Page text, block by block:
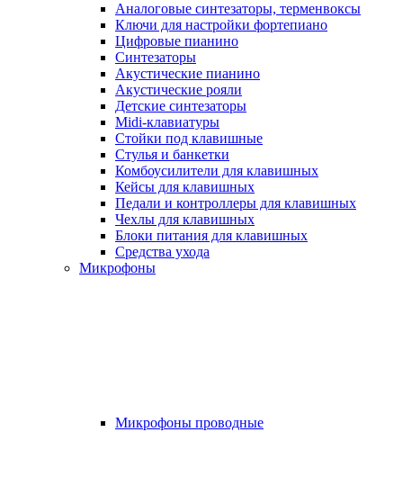
Аналоговые синтезаторы, терменвоксы
Ключи для настройки фортепиано
Цифровые пианино
Синтезаторы
Акустические пианино
Акустические рояли
Детские синтезаторы
Midi-клавиатуры
Стойки под клавишные
Стулья и банкетки
Комбоусилители для клавишных
Кейсы для клавишных
Педали и контроллеры для клавишных
Чехлы для клавишных
Блоки питания для клавишных
Средства ухода
Микрофоны
Микрофоны проводные